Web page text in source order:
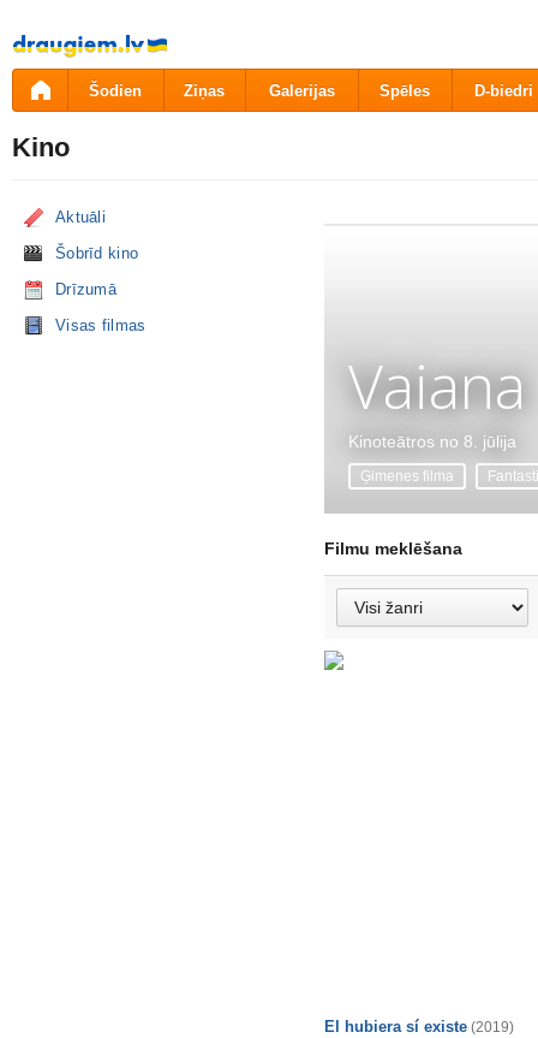
Pāriet
uz
saturu
Šodien Ziņas Galerijas Spēles D-biedri
Kino
Aktuāli
Šobrīd kino
Drīzumā
Visas filmas
Vaiana
Kinoteātros no 8. jūlija
Ģimenes filma
Filmu meklēšana
El hubiera sí existe (2019)